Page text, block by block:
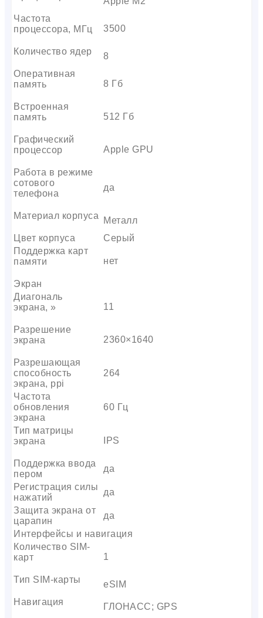
Частота
процессора, МГц
3500
Количество ядер
8
Оперативная
память
8 Гб
Встроенная
память
512 Гб
Графический
процессор
Apple GPU
Работа в режиме
сотового
телефона
да
Материал корпуса
Металл
Цвет корпуса
Серый
Поддержка карт
памяти
нет
Экран
Диагональ
экрана, »
11
Разрешение
экрана
2360×1640
Разрешающая
способность
экрана, ppi
264
Частота
обновления
экрана
60 Гц
Тип матрицы
экрана
IPS
Поддержка ввода
пером
да
Регистрация силы
нажатий
да
Защита экрана от
царапин
да
Интерфейсы и навигация
Количество SIM-
карт
1
Тип SIM-карты
eSIM
Навигация
ГЛОНАСС; GPS